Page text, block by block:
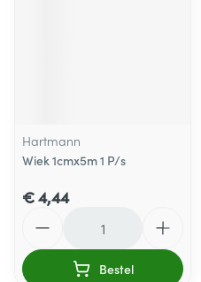
Hartmann
Wiek 1cmx5m 1 P/s
€ 4,44
Bestel